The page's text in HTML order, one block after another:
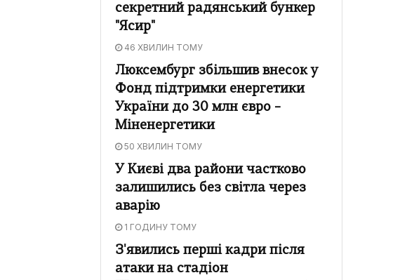
секретний радянський бункер
"Ясир"
46 ХВИЛИН ТОМУ
Люксембург збільшив внесок у
Фонд підтримки енергетики
України до 30 млн євро –
Міненергетики
50 ХВИЛИН ТОМУ
У Києві два райони частково
залишились без світла через
аварію
1 ГОДИНУ ТОМУ
З'явились перші кадри після
атаки на стадіон